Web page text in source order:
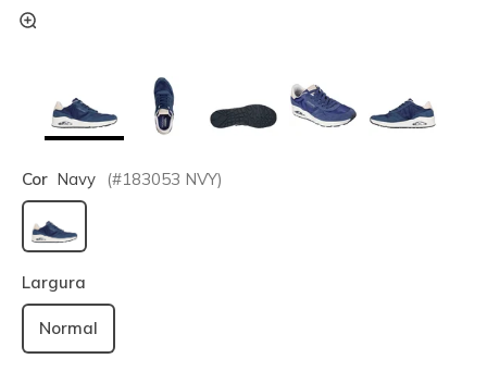
Cor Navy (#183053 NVY)
selecionado
Largura
Normal